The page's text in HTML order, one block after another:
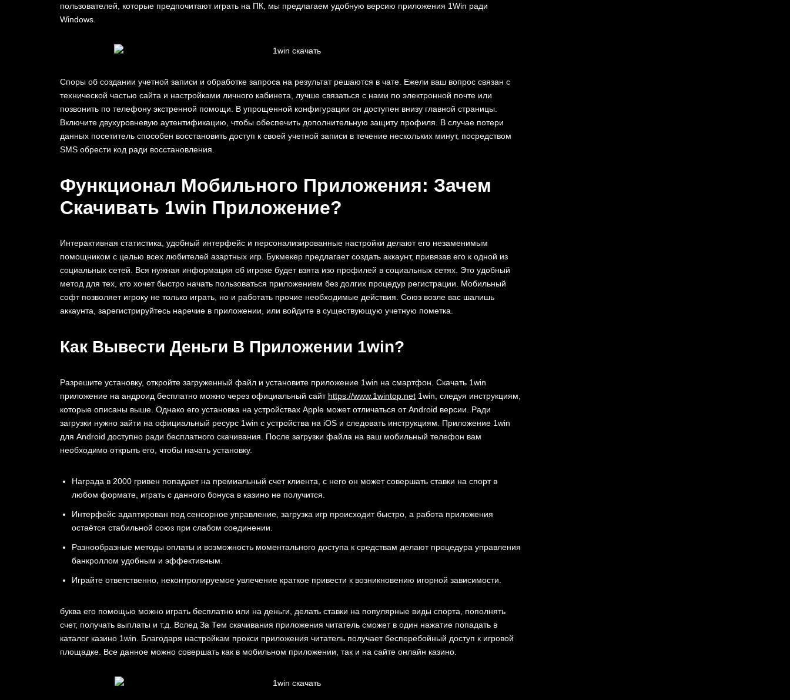
пользователей, которые предпочитают играть на ПК, мы предлагаем удобную версию приложения 1Win ради
Windows.
Споры об создании учетной записи и обработке запроса на результат решаются в чате. Ежели ваш вопрос связан с
технической частью сайта и настройками личного кабинета, лучше связаться с нами по электронной почте или
позвонить по телефону экстренной помощи. В упрощенной конфигурации он доступен внизу главной страницы.
Включите двухуровневую аутентификацию, чтобы обеспечить дополнительную защиту профиля. В случае потери
данных посетитель способен восстановить доступ к своей учетной записи в течение нескольких минут, посредством
SMS обрести код ради восстановления.
Функционал Мобильного Приложения: Зачем
Скачивать 1win Приложение?
Интерактивная статистика, удобный интерфейс и персонализированные настройки делают его незаменимым
помощником с целью всех любителей азартных игр. Букмекер предлагает создать аккаунт, привязав его к одной из
социальных сетей. Вся нужная информация об игроке будет взята изо профилей в социальных сетях. Это удобный
метод для тех, кто хочет быстро начать пользоваться приложением без долгих процедур регистрации. Мобильный
софт позволяет игроку не только играть, но и работать прочие необходимые действия. Союз возле вас шалишь
аккаунта, зарегистрируйтесь наречие в приложении, или войдите в существующую учетную пометка.
Как Вывести Деньги В Приложении 1win?
Разрешите установку, откройте загруженный файл и установите приложение 1win на смартфон. Скачать 1win
приложение на андроид бесплатно можно через официальный сайт https://www.1wintop.net 1win, следуя инструкциям,
которые описаны выше. Однако его установка на устройствах Apple может отличаться от Android версии. Ради
загрузки нужно зайти на официальный ресурс 1win с устройства на iOS и следовать инструкциям. Приложение 1win
для Android доступно ради бесплатного скачивания. После загрузки файла на ваш мобильный телефон вам
необходимо открыть его, чтобы начать установку.
Награда в 2000 гривен попадает на премиальный счет клиента, с него он может совершать ставки на спорт в
любом формате, играть с данного бонуса в казино не получится.
Интерфейс адаптирован под сенсорное управление, загрузка игр происходит быстро, а работа приложения
остаётся стабильной союз при слабом соединении.
Разнообразные методы оплаты и возможность моментального доступа к средствам делают процедура управления
банкроллом удобным и эффективным.
Играйте ответственно, неконтролируемое увлечение краткое привести к возникновению игорной зависимости.
буква его помощью можно играть бесплатно или на деньги, делать ставки на популярные виды спорта, пополнять
счет, получать выплаты и т.д. Вслед За Тем скачивания приложения читатель сможет в один нажатие попадать в
каталог казино 1win. Благодаря настройкам прокси приложения читатель получает бесперебойный доступ к игровой
площадке. Все данное можно совершать как в мобильном приложении, так и на сайте онлайн казино.